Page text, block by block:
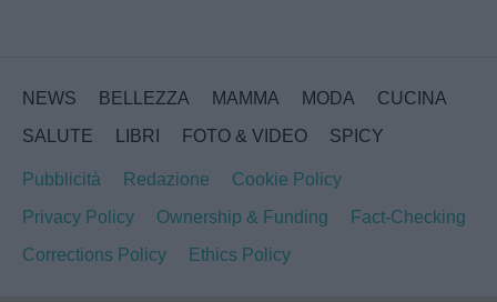
NEWS BELLEZZA MAMMA MODA
CUCINA
SALUTE
LIBRI FOTO & VIDEO SPICY
Pubblicità Redazione
Cookie Policy
Privacy Policy
Ownership & Funding
Fact-Checking
Corrections Policy
Ethics Policy